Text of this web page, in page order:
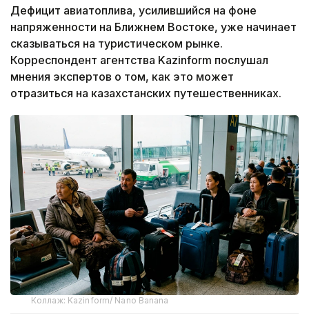
Дефицит авиатоплива, усилившийся на фоне
напряженности на Ближнем Востоке, уже начинает
сказываться на туристическом рынке.
Корреспондент агентства Kazinform послушал
мнения экспертов о том, как это может
отразиться на казахстанских путешественниках.
Коллаж: Kazinform/ Nano Banana